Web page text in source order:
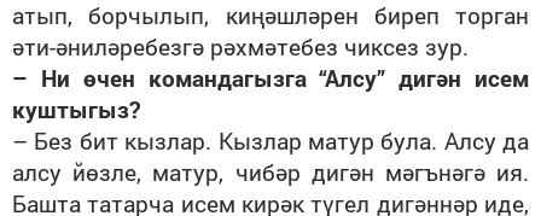
атып, борчылып, киңәшләрен биреп торган
әти-әниләребезгә рәхмәтебез чиксез зур.
– Ни өчен командагызга “Алсу” дигән исем
куштыгыз?
– Без бит кызлар. Кызлар матур була. Алсу да
алсу йөзле, матур, чибәр дигән мәгънәгә ия.
Башта татарча исем кирәк түгел дигәннәр иде,